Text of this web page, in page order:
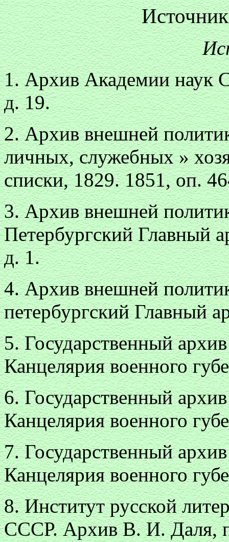
1. Архив Академии
д. 19.
2. Архив внешней
личных, служебных »
списки, 1829. 1851, oп.
3. Архив внешней
Петербургский Главный
д. 1.
4. Архив внешней
петербургский Главный
5. Государственный
Канцелярия военного
6. Государственный
Канцелярия военного
7. Государственный
Канцелярия военного
8. Институт русской
СССР. Архив В. И. Даля,